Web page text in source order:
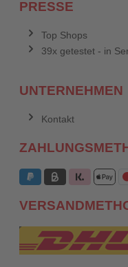
PRESSE
Top Shops
39x getestet - in
UNTERNEHMEN
Kontakt